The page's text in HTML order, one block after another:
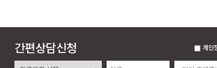
간편상담신청 개인